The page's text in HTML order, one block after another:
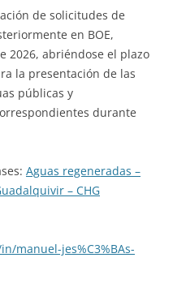
de solicitudes de
en BOE,
2026, abriéndose el plazo
la presentación de las
públicas y
durante
Aguas regeneradas –
– CHG
manuel-jes%C3%BAs-